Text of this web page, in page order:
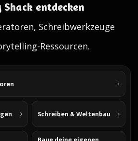
Shack entdecken
Schreibwerkzeuge
Ressourcen.
Schreiben & Weltenbau